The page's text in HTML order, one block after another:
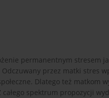
permanentnym stresem
przez matki stres
Dlatego też matkom
spektrum propozycji